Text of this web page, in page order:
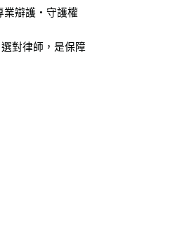
辯護・守護權
對律師，是保障